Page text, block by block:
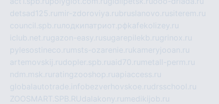
detsad125.ru mir-zdoroviya.rubruslanovo.rusiterem.ru
council.spb.ruлодкипатриот.рфkafekolizey.ru
iclub.net.rugazon-easy.rusugarepilekb.rugrinox.ru
pylesostineco.ru msts-ozarenie.rukameryjooan.ru
artemovskij.rudopler.spb.ruaid70.ru metall-perm.ru
ndm.msk.ru ratingzooshop.ruapiaccess.ru
globalautotrade.info bezverhovskoe.rudrsschool.ru
ZOOSMART.SPB.RUdalakony.ru medikijob.ru